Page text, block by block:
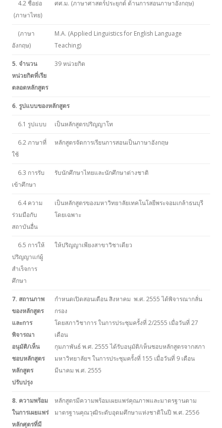
4.2 ชื่อย่อ
(ภาษาไทย)
ศศ.ม. (ภาษาศาสตร์ประยุกต์ ด้านการสอนภาษาอังกฤษ)
(ภาษา
อังกฤษ)
M.A. (Applied Linguistics for English Language
Teaching)
5. จำนวน
หน่วยกิตที่เรีย
ตลอดหลักสูตร
39 หน่วยกิต
6. รูปแบบของหลักสูตร
6.1 รูปแบบ เป็นหลักสูตรปริญญาโท
6.2 ภาษาที่
ใช้
หลักสูตรจัดการเรียนการสอนเป็นภาษาอังกฤษ
6.3 การรับ
เข้าศึกษา
รับนักศึกษาไทยและนักศึกษาต่างชาติ
6.4 ความ
ร่วมมือกับ
สถาบันอื่น
เป็นหลักสูตรของมหาวิทยาลัยเทคโนโลยีพระจอมเกล้าธนบุรี
โดยเฉพาะ
6.5 การให้
ปริญญาแก่ผู้
สำเร็จการ
ศึกษา
ให้ปริญญาเพียงสาขาวิชาเดียว
7. สถานภาพ
ของหลักสูตร
และการ
พิจารณา
อนุมัติ/เห็น
ชอบหลักสูตร
หลักสูตร
ปรับปรุง
กำหนดเปิดสอนเดือน สิงหาคม พ.ศ. 2555 ได้พิจารณากลั่น
กรอง
โดยสภาวิชาการ ในการประชุมครั้งที่ 2/2555 เมื่อวันที่ 27
เดือน
กุมภาพันธ์ พ.ศ. 2555 ได้รับอนุมัติ/เห็นชอบหลักสูตรจากสภา
มหาวิทยาลัยฯ ในการประชุมครั้งที่ 155 เมื่อวันที่ 9 เดือน
มีนาคม พ.ศ. 2555
8. ความพร้อม
ในการเผยแพร่
หลักศุตรที่มี
หลักสูตรมีความพร้อมเผยแพร่คุณภาพและมาตรฐานตาม
มาตรฐานคุณวุฒิระดับอุดมศึกษาแห่งชาติในปี พ.ศ. 2556